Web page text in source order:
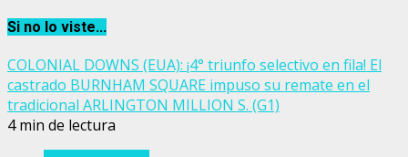
Si no lo viste...
COLONIAL DOWNS (EUA): ¡4° triunfo selectivo en fila! El
castrado BURNHAM SQUARE impuso su remate en el
tradicional ARLINGTON MILLION S. (G1)
4 min de lectura